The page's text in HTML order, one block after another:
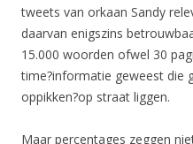
tweets van orkaan Sandy
daarvan enigszins
15.000 woorden ofwel 30
time?informatie geweest die
oppikken?op straat liggen.
Maar percentages zeggen